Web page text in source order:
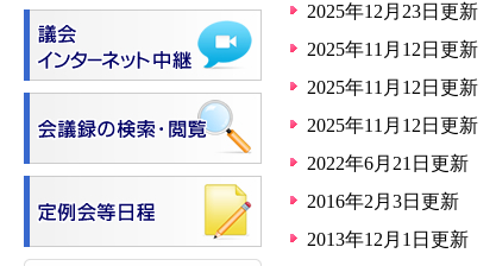
2025年12月23日更新
2025年11月12日更新
2025年11月12日更新
2025年11月12日更新
2022年6月21日更新
2016年2月3日更新
2013年12月1日更新